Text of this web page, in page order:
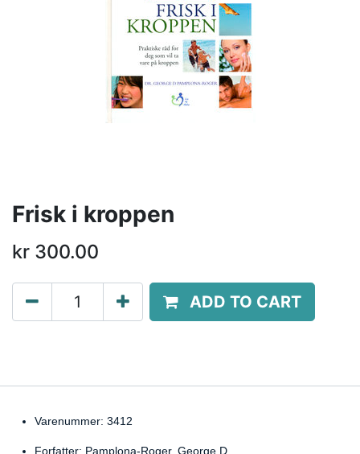
Frisk i kroppen
kr 300.00
ADD TO CART
Varenummer: 3412
Forfatter: Pamplona-Roger, George D.